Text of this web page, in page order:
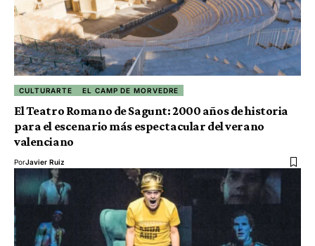
CULTURARTE EL CAMP DE MORVEDRE
El Teatro Romano de Sagunt: 2000 años de historia
para el escenario más espectacular del verano
valenciano
PorJavier Ruiz